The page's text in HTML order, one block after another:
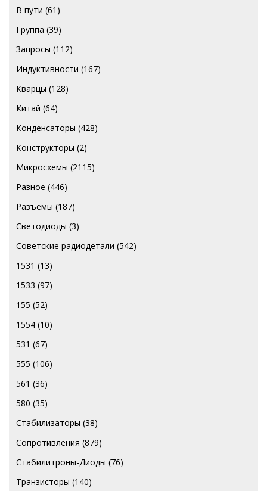
В пути (61)
Группа (39)
Запросы (112)
Индуктивности (167)
Кварцы (128)
Китай (64)
Конденсаторы (428)
Конструкторы (2)
Микросхемы (2115)
Разное (446)
Разъёмы (187)
Светодиоды (3)
Советские радиодетали (542)
1531 (13)
1533 (97)
155 (52)
1554 (10)
531 (67)
555 (106)
561 (36)
580 (35)
Стабилизаторы (38)
Сопротивления (879)
Стабилитроны-Диоды (76)
Транзисторы (140)